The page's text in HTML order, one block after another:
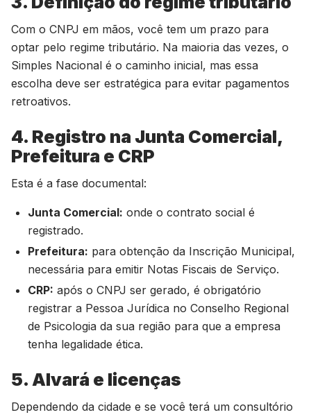
Com o CNPJ em mãos, você tem um prazo para
optar pelo regime tributário. Na maioria das vezes, o
Simples Nacional é o caminho inicial, mas essa
escolha deve ser estratégica para evitar pagamentos
retroativos.
4. Registro na Junta Comercial,
Prefeitura e CRP
Esta é a fase documental:
Junta Comercial: onde o contrato social é
registrado.
Prefeitura: para obtenção da Inscrição Municipal,
necessária para emitir Notas Fiscais de Serviço.
CRP: após o CNPJ ser gerado, é obrigatório
registrar a Pessoa Jurídica no Conselho Regional
de Psicologia da sua região para que a empresa
tenha legalidade ética.
5. Alvará e licenças
Dependendo da cidade e se você terá um consultório